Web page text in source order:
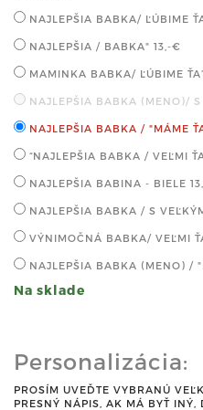
NAJLEPŠIA BABKA/ ĽÚBIME
NAJLEPŠIA / BABKA" 13,-€
MAMINKA BABKA/ ĽÚBIME
NAJLEPŠIA BABKA (MENO)/ S
NAJLEPŠIA BABKA / "MÁME
“NAJLEPŠIA BABKA / VEĽMI
NAJLEPŠIA BABINA - BIELE
NAJLEPŠIA BABKA / S
VÝNIMOČNÁ BABKA/ VEĽMI
NAJLEPŠIA BABKA (MENO) /
Na sklade
Personalizácia:
PROSÍM UVEĎTE VYBRANÚ
PRESNÝ NÁPIS, AK MÁ BYŤ INÝ,